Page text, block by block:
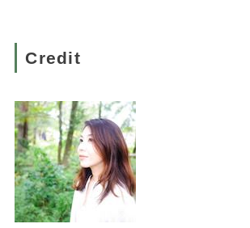
Credit